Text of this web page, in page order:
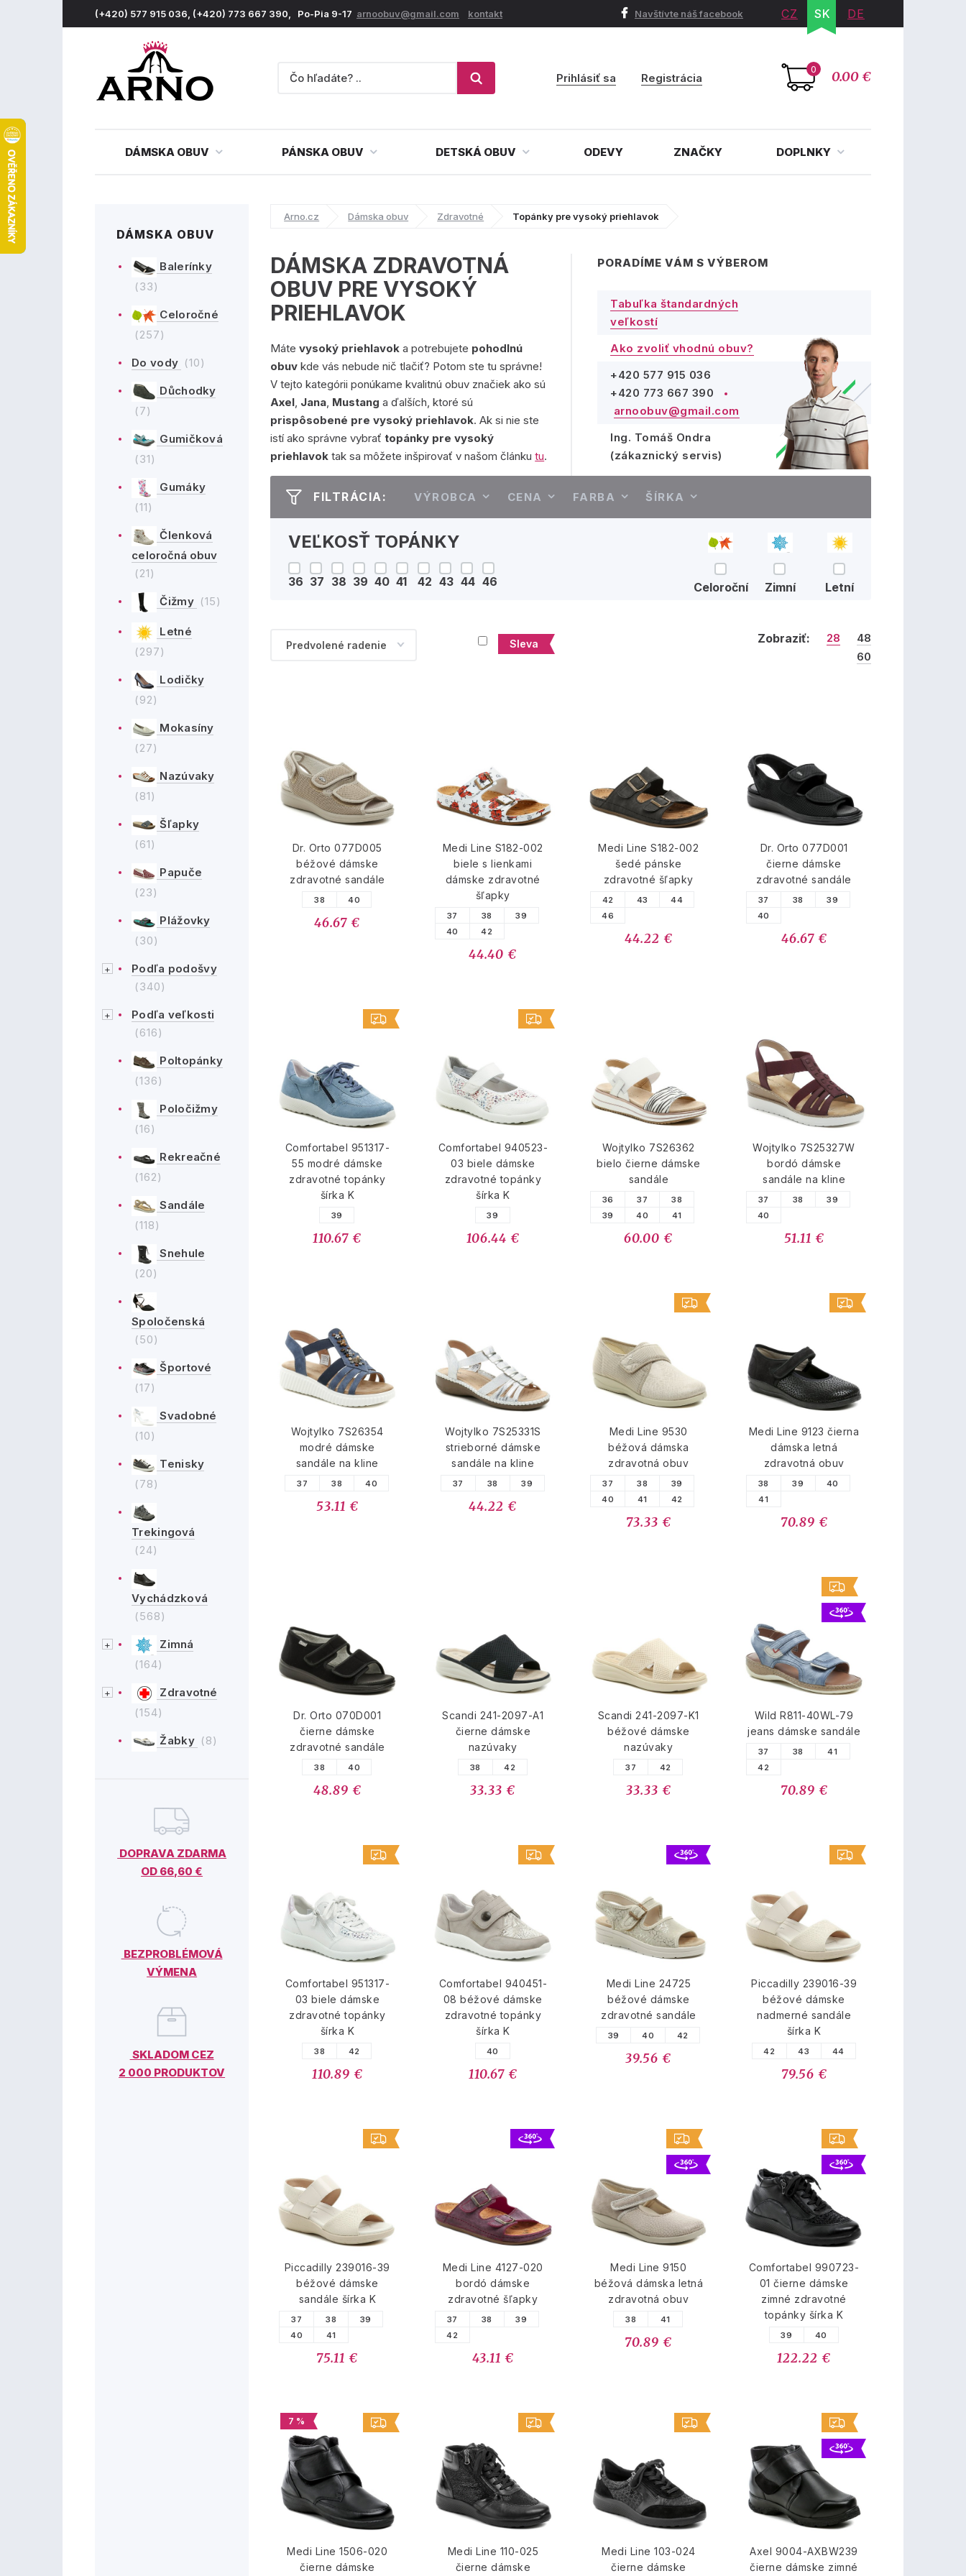
(+420) 577 915 036, (+420) 773 667 390, Po-Pia 9-17 arnoobuv@gmail.com kontakt Navštívte náš facebook CZ SK DE
0 0.00 €
Prihlásiť sa Registrácia
DÁMSKA OBUV PÁNSKA OBUV DETSKÁ OBUV ODEVY ZNAČKY DOPLNKY
DÁMSKA OBUV
Balerínky
(33)
Celoročné
(257)
Do vody (10)
Důchodky
(7)
Gumičková
(31)
Gumáky
(11)
Členková
celoročná obuv
(21)
Čižmy (15)
Letné
(297)
Lodičky
(92)
Mokasíny
(27)
Nazúvaky
(81)
Šľapky
(61)
Papuče
(23)
Plážovky
(30)
Podľa podošvy
(340)
Podľa veľkosti
(616)
Poltopánky
(136)
Poločižmy
(16)
Rekreačné
(162)
Sandále
(118)
Snehule
(20)
Spoločenská
(50)
Športové
(17)
Svadobné
(10)
Tenisky
(78)
Trekingová
(24)
Vychádzková
(568)
Zimná
(164)
Zdravotné
(154)
Žabky (8)
DOPRAVA ZDARMA
OD 66,60 €
BEZPROBLÉMOVÁ
VÝMENA
SKLADOM CEZ
2 000 PRODUKTOV
Arno.cz Dámska obuv Zdravotné Topánky pre vysoký priehlavok
DÁMSKA ZDRAVOTNÁ
OBUV PRE VYSOKÝ
PRIEHLAVOK
Mátevysoký priehlavok a potrebujete pohodlnú
obuv kde vás nebude nič tlačiť? Potom ste tu správne!
V tejto kategórii ponúkame kvalitnú obuv značiek ako sú
Axel, Jana, Mustanga ďalších, ktoré sú
prispôsobené pre vysoký priehlavok. Ak si nie ste
istí ako správne vybraťtopánky pre vysoký
priehlavok tak sa môžete inšpirovať v našom článkutu.
PORADÍME VÁM S VÝBEROM
Tabuľka štandardných
veľkostí
Ako zvoliť vhodnú obuv?
+420 577 915 036
+420 773 667 390
arnoobuv@gmail.com
Ing. Tomáš Ondra
(zákaznický servis)
FILTRÁCIA: VÝROBCA CENA FARBA ŠÍRKA
VEĽKOSŤ TOPÁNKY
36 37 38 39 40 41 42 43 44 46 Celoroční Zimní Letní
Sleva Zobraziť: 28
48
60
Dr. Orto 077D005
béžové dámske
zdravotné sandále
38 40
46.67 €
Medi Line S182-002
biele s lienkami
dámske zdravotné
šľapky
37 38
39
40
42
44.40 €
Medi Line S182-002
šedé pánske
zdravotné šľapky
42 43
44
46
44.22 €
Dr. Orto 077D001
čierne dámske
zdravotné sandále
37 38
39
40
46.67 €
Comfortabel 951317-
55 modré dámske
zdravotné topánky
šírka K
39
110.67 €
Comfortabel 940523-
03 biele dámske
zdravotné topánky
šírka K
39
106.44 €
Wojtylko 7S26362
bielo čierne dámske
sandále
36 37
38
39
40 41
60.00 €
Wojtylko 7S25327W
bordó dámske
sandále na kline
37 38
39
40
51.11 €
Wojtylko 7S26354
modré dámske
sandále na kline
37 38 40
53.11 €
Wojtylko 7S25331S
strieborné dámske
sandále na kline
37 38 39
44.22 €
Medi Line 9530
béžová dámska
zdravotná obuv
37 38
39
40
41 42
73.33 €
Medi Line 9123 čierna
dámska letná
zdravotná obuv
38 39
40
41
70.89 €
Dr. Orto 070D001
čierne dámske
zdravotné sandále
38 40
48.89 €
Scandi 241-2097-A1
čierne dámske
nazúvaky
38 42
33.33 €
Scandi 241-2097-K1
béžové dámske
nazúvaky
37 42
33.33 €
Wild R811-40WL-79
jeans dámske sandále
37 38
41
42
70.89 €
Comfortabel 951317-
03 biele dámske
zdravotné topánky
šírka K
38 42
110.89 €
Comfortabel 940451-
08 béžové dámske
zdravotné topánky
šírka K
40
110.67 €
Medi Line 24725
béžové dámske
zdravotné sandále
39 40 42
39.56 €
Piccadilly 239016-39
béžové dámske
nadmerné sandále
šírka K
42 43 44
79.56 €
Piccadilly 239016-39
béžové dámske
sandále šírka K
37 38
39
40
41
75.11 €
Medi Line 4127-020
bordó dámske
zdravotné šľapky
37 38
39
42
43.11 €
Medi Line 9150
béžová dámska letná
zdravotná obuv
38 41
70.89 €
Comfortabel 990723-
01 čierne dámske
zimné zdravotné
topánky šírka K
39 40
122.22 €
7 %
Medi Line 1506-020
čierne dámske
Medi Line 110-025
čierne dámske
Medi Line 103-024
čierne dámske
Axel 9004-AXBW239
čierne dámske zimné